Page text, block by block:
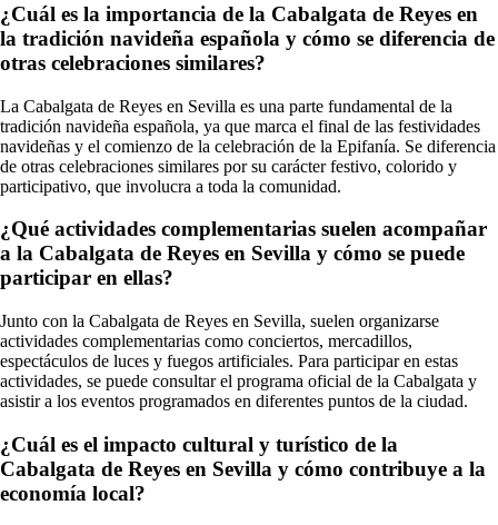
¿Cuál es la importancia de la Cabalgata de Reyes en
la tradición navideña española y cómo se diferencia de
otras celebraciones similares?
La Cabalgata de Reyes en Sevilla es una parte fundamental de la
tradición navideña española, ya que marca el final de las festividades
navideñas y el comienzo de la celebración de la Epifanía. Se diferencia
de otras celebraciones similares por su carácter festivo, colorido y
participativo, que involucra a toda la comunidad.
¿Qué actividades complementarias suelen acompañar
a la Cabalgata de Reyes en Sevilla y cómo se puede
participar en ellas?
Junto con la Cabalgata de Reyes en Sevilla, suelen organizarse
actividades complementarias como conciertos, mercadillos,
espectáculos de luces y fuegos artificiales. Para participar en estas
actividades, se puede consultar el programa oficial de la Cabalgata y
asistir a los eventos programados en diferentes puntos de la ciudad.
¿Cuál es el impacto cultural y turístico de la
Cabalgata de Reyes en Sevilla y cómo contribuye a la
economía local?